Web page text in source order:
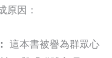
原因：
這本書被譽為群眾心